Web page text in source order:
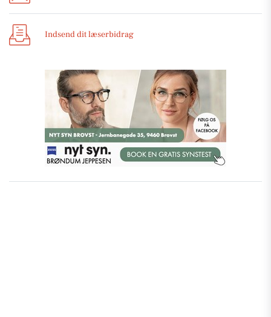
Indsend dit læserbidrag